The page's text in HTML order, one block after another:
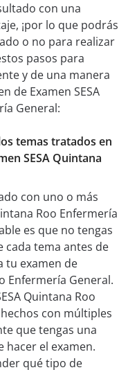
con una
¡por lo que podrás
o no para realizar
pasos para
y de una manera
de Examen SESA
General:
temas tratados en
SESA Quintana
con uno o más
Roo Enfermería
es que no tengas
cada tema antes de
tu examen de
Enfermería General.
Quintana Roo
con múltiples
que tengas una
hacer el examen.
qué tipo de